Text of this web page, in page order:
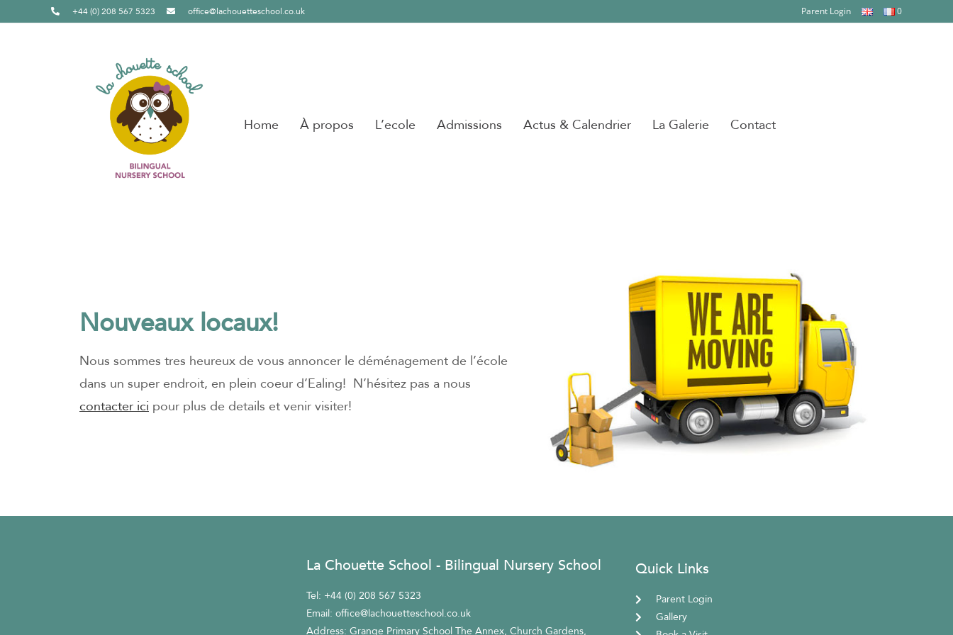
Parent Login 0
+44 (0) 208 567 5323 office@lachouetteschool.co.uk
Home À propos L’ecole Admissions Actus & Calendrier La Galerie Contact
Nouveaux locaux!
Nous sommes tres heureux de vous annoncer le déménagement de l’école
dans un super endroit, en plein coeur d’Ealing! N’hésitez pas a nous
contacter ici pour plus de details et venir visiter!
La Chouette School - Bilingual Nursery School
Tel: +44 (0) 208 567 5323
Email: office@lachouetteschool.co.uk
Address: Grange Primary School The Annex, Church Gardens,
Quick Links
Parent Login
Gallery